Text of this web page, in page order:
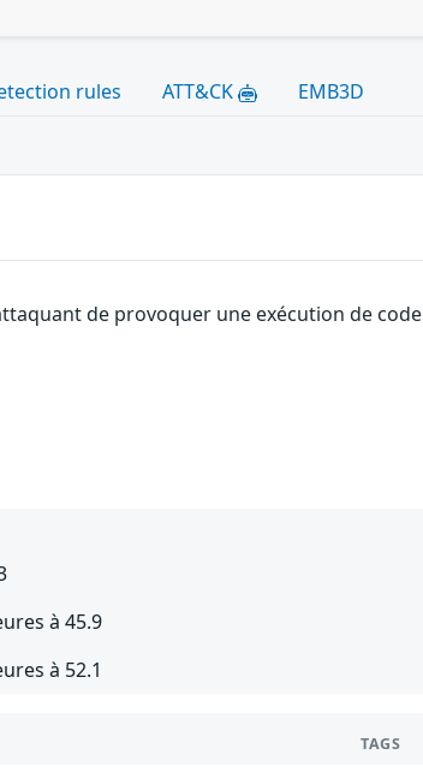
rules ATT&CK EMB3D
de provoquer une exécution de
à 45.9
à 52.1
TAGS